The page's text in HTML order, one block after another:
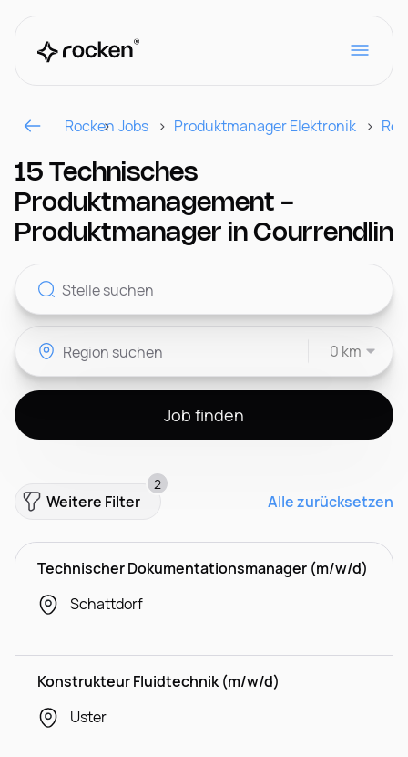
Für Arbeitgeber
Kontakt
Rocken Jobs Produktmanager Elektronik
15 Technisches
Produktmanagement -
Produktmanager in Courrendlin
0 km
Job finden
Weitere Filter
2
Alle zurücksetzen
Technischer Dokumentationsmanager (m/w/d)
Schattdorf
Konstrukteur Fluidtechnik (m/w/d)
Uster